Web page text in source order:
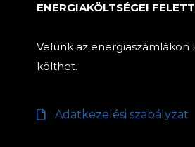
ENERGIAKÖLTSÉGEI FELETT
Velünk az energiaszámlákon
költhet.
Adatkezelési szabályzat